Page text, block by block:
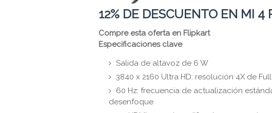
12% DE DESCUENTO EN MI 4
Compre esta oferta en Flipkart
Especificaciones clave
Salida de altavoz de 6 W
3840 x 2160 Ultra HD: resolución 4X de
60 Hz: frecuencia de actualización
desenfoque